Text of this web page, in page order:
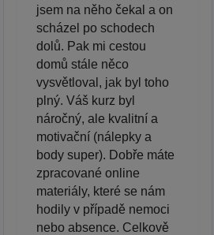
jsem na něho čekal a on
scházel po schodech
dolů. Pak mi cestou
domů stále něco
vysvětloval, jak byl toho
plný. Váš kurz byl
náročný, ale kvalitní a
motivační (nálepky a
body super). Dobře máte
zpracované online
materiály, které se nám
hodily v případě nemoci
nebo absence. Celkově